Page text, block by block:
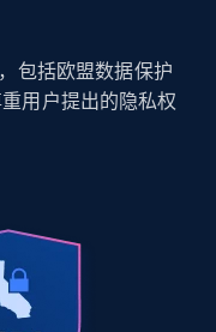
dataset
lc, Locations
lc, About
包括欧盟数据保护
用户提出的隐私权